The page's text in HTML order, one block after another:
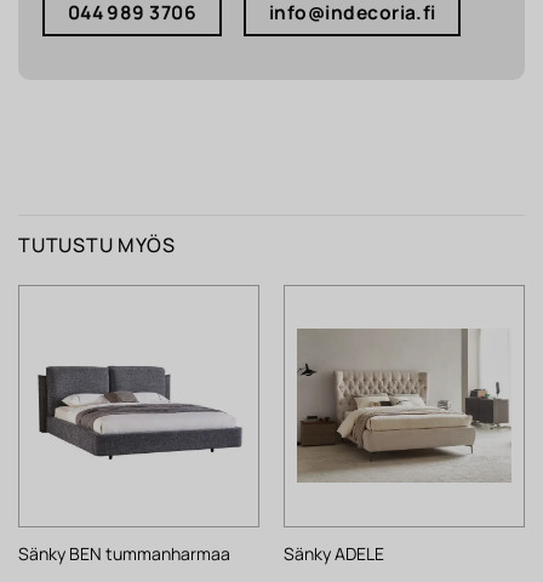
044 989 3706 info@indecoria.fi
TUTUSTU MYÖS
Sänky BEN tummanharmaa Sänky ADELE